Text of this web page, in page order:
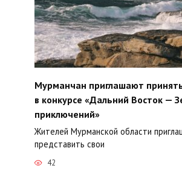
Мурманчан приглашают
в конкурсе «Дальний Восток —
приключений»
Жителей Мурманской области
представить свои
42